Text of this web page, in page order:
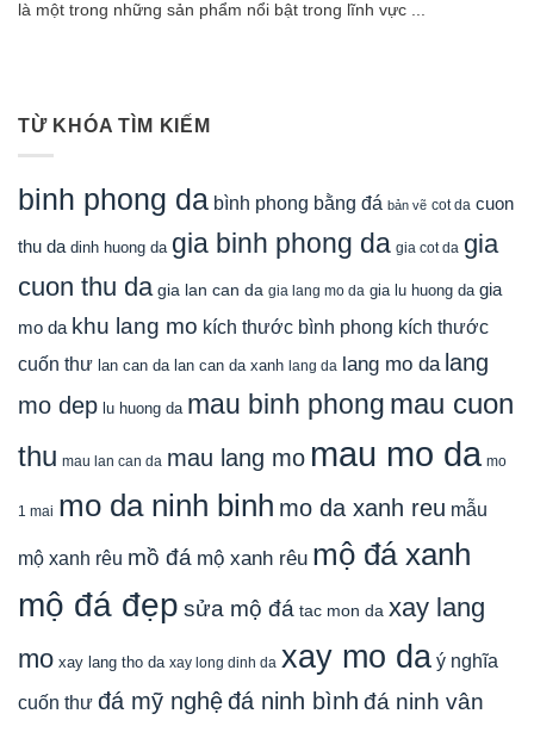
là một trong những sản phẩm nổi bật trong lĩnh vực ...
TỪ KHÓA TÌM KIẾM
binh phong da bình phong bằng đá bản vẽ cot da cuon
thu da dinh huong da gia binh phong da gia cot da gia
cuon thu da gia lan can da gia lang mo da gia lu huong da gia
mo da khu lang mo kích thước bình phong kích thước
cuốn thư lan can da lan can da xanh lang da lang mo da lang
mo dep lu huong da mau binh phong mau cuon
thu mau lan can da mau lang mo mau mo da mo
1 mai mo da ninh binh mo da xanh reu mẫu
mộ xanh rêu mồ đá mộ xanh rêu mộ đá xanh
mộ đá đẹp sửa mộ đá tac mon da xay lang
mo xay lang tho da xay long dinh da xay mo da ý nghĩa
cuốn thư đá mỹ nghệđá ninh bình đá ninh vân